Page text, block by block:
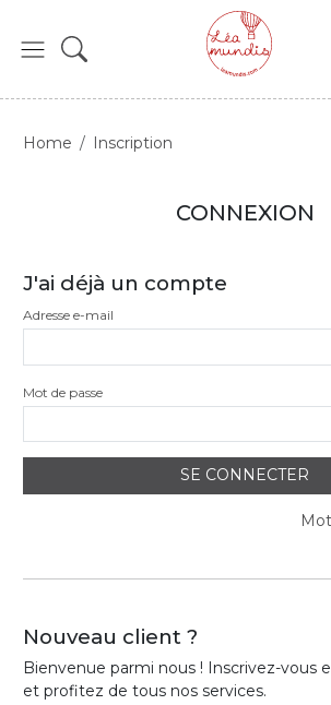
Home Inscription
CONNEXION
J'ai déjà un compte
Adresse e-mail
Mot de passe
SE CONNECTER
Nouveau client ?
Bienvenue parmi nous ! Inscrivez-vous
et profitez de tous nos services.